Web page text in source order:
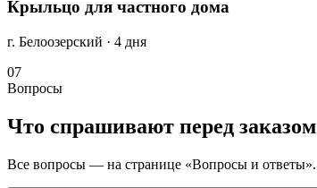
Крыльцо для частного дома
г. Белоозерский · 4 дня
07
Вопросы
Что спрашивают перед заказом
Все вопросы — на странице «Вопросы и ответы».